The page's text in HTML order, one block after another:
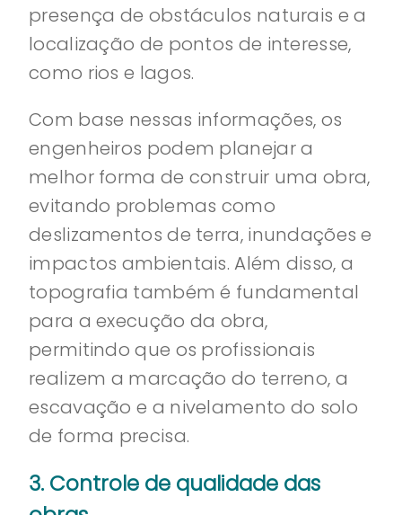
presença de obstáculos naturais e a
localização de pontos de interesse,
como rios e lagos.
Com base nessas informações, os
engenheiros podem planejar a
melhor forma de construir uma obra,
evitando problemas como
deslizamentos de terra, inundações e
impactos ambientais. Além disso, a
topografia também é fundamental
para a execução da obra,
permitindo que os profissionais
realizem a marcação do terreno, a
escavação e a nivelamento do solo
de forma precisa.
3. Controle de qualidade das